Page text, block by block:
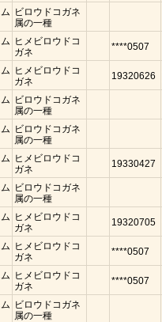
ビロウドコガネ
属の一種
ヒメビロウドコ
ガネ
****0507
ヒメビロウドコ
ガネ
19320626
ビロウドコガネ
属の一種
ビロウドコガネ
属の一種
ヒメビロウドコ
ガネ
19330427
ビロウドコガネ
属の一種
ヒメビロウドコ
ガネ
19320705
ヒメビロウドコ
ガネ
****0507
ヒメビロウドコ
ガネ
****0507
ビロウドコガネ
属の一種